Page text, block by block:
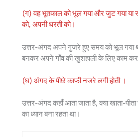
(ग) वह भूतकाल को भूल गया और जुट गया या
को, अपनी धरती को।
उत्तर-अंगद अपने गुजरे हुए समय को भूल गया
बनकर अपने गाँव की खुशहाली के लिए काम
(घ) अंगद के पीछे काफी नजरे लगी होती ।
उत्तर-अंगद कहाँ आता जाता है, क्या खाता-
का ध्यान बना रहता था।